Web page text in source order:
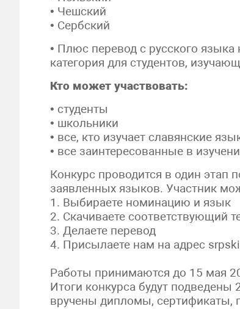
• Чешский
• Сербский
• Плюс перевод с русского
категория для студентов,
Кто может участвовать:
• студенты
• школьники
• все, кто изучает славянские
• все заинтересованные в
Конкурс проводится в один
заявленных языков. Участник
1. Выбираете номинацию и язык
2. Скачиваете соответствующий
3. Делаете перевод
4. Присылаете нам на адрес
Работы принимаются до 15 мая
Итоги конкурса будут подведены
вручены дипломы, сертификаты,